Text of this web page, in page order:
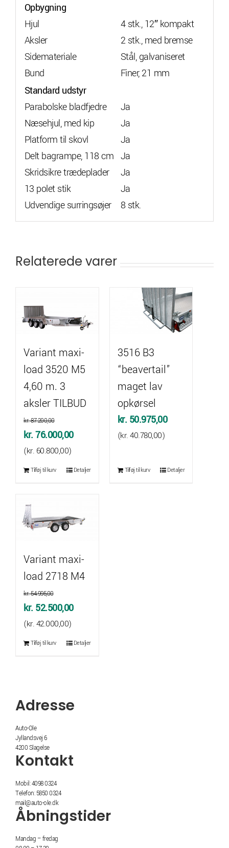
Opbygning
Hjul
4 stk., 12″ kompakt
Aksler
2 stk., med bremse
Sidemateriale
Stål, galvaniseret
Bund
Finer, 21 mm
Standard udstyr
Parabolske bladfjedre
Ja
Næsehjul, med kip
Ja
Platform til skovl
Ja
Delt bagrampe, 118 cm Ja
Skridsikre trædeplader
Ja
13 polet stik
Ja
Udvendige surringsøjer
8 stk.
Relaterede varer
Variant maxi-
load 3520 M5
4,60 m. 3
aksler TILBUD
kr.87.200,00
Den
oprindelige
pris
kr.76.000,00Den
pris
(kr. 60.800,00)
Tilføj til kurv Detaljer
3516 B3
“beavertail”
maget lav
opkørsel
kr. 50.975,00
(kr.40.780,00)
Tilføj til kurv Detaljer
Variant maxi-
load 2718 M4
kr.54.995,00
Den
oprindelige
pris
kr. 52.500,00Den
pris
(kr.42.000,00)
Tilføj til kurv Detaljer
Adresse
Auto-Ole
Jyllandsvej 6
4200 Slagelse
Kontakt
Mobil: 4098 0324
Telefon: 5850 0324
mail@auto-ole.dk
Åbningstider
Mandag – fredag